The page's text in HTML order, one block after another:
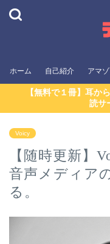
ホーム 自己紹介 アマ
【無料で１冊】耳か
読サ
Voicy
【随時更新】
音声メディア
る。